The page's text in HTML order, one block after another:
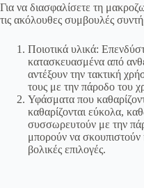
Για να διασφαλίσετε τη
τις ακόλουθες συμβουλές
Ποιοτικά υλικά:
κατασκευασμένα από
αντέξουν την τακτική
τους με την πάροδο του
Υφάσματα που
καθαρίζονται εύκολα,
συσσωρευτούν με την
μπορούν να σκουπιστούν
βολικές επιλογές.